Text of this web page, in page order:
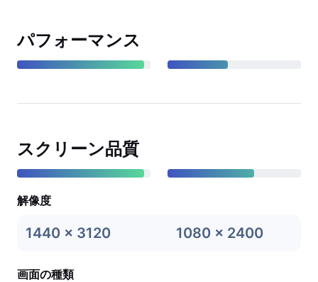
パフォーマンス
スクリーン品質
解像度
1440 x 3120 1080 x 2400
画面の種類